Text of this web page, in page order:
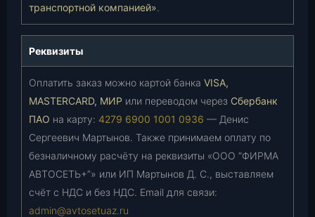
транспортной компанией».
Реквизиты
Оплатить заказ можно картой банка VISA,
MASTERCARD, МИР или переводом через Сбербанк
ПАО на карту: 4279 6900 1001 0936 — Денис
Сергеевич Мартынов. Также принимаем оплату по
безналичному расчёту на реквизиты «ООО “ФИРМА
АВТОСЕТЬ+”» или ИП Мартынов Д. С., выставляем
счёт с НДС и без НДС. Email для связи:
admin@avtosetuaz.ru